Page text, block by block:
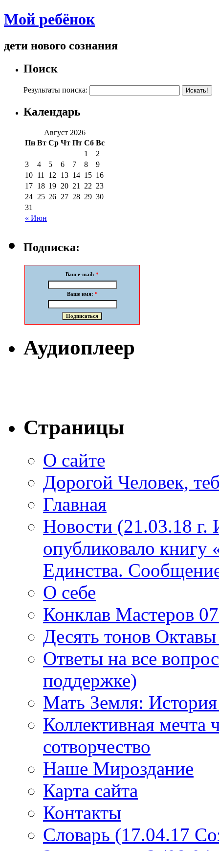
Мой ребёнок
дети нового сознания
Поиск
Результаты поиска:
Календарь
Август 2026
Пн Вт Ср Чт Пт Сб Вс
« Июн
1
2
3
4 5 6 7 8
9
10 11 12 13 14 15 16
17 18 19 20 21 22 23
24 25 26 27 28 29 30
31
Подписка:
Ваш e-mail: *
Ваше имя: *
Аудиоплеер
Страницы
О сайте
Дорогой Человек,
Главная
Новости (21.03.18 г.
опубликовало книгу
Единства.
О себе
Конклав Мастеров
Десять тонов
Ответы на все
поддержке)
Мать Земля: История
Коллективная мечта
сотворчество
Наше Мироздание
Карта сайта
Контакты
Словарь (17.04.17